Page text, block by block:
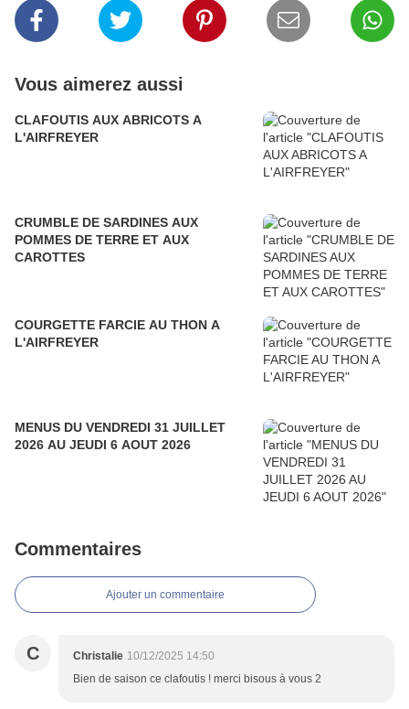
Vous aimerez aussi
CLAFOUTIS AUX ABRICOTS A
L'AIRFREYER
CRUMBLE DE SARDINES AUX
POMMES DE TERRE ET AUX
CAROTTES
COURGETTE FARCIE AU THON A
L'AIRFREYER
MENUS DU VENDREDI 31 JUILLET
2026 AU JEUDI 6 AOUT 2026
Commentaires
Ajouter un commentaire
C Christalie 10/12/2025 14:50
Bien de saison ce clafoutis ! merci bisous à vous 2